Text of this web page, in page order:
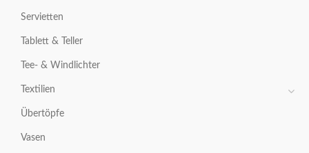
Servietten
Tablett & Teller
Tee- & Windlichter
Textilien
Übertöpfe
Vasen